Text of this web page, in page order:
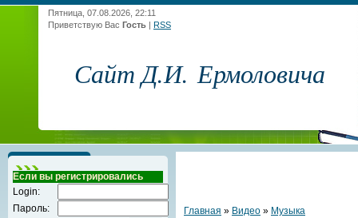
Пятница, 07.08.2026, 22:11
Приветствую Вас Гость | RSS
Сайт Д.И. Ермоловича
Если вы регистрировались
Login:
Пароль:
Главная » Видео » Музыка